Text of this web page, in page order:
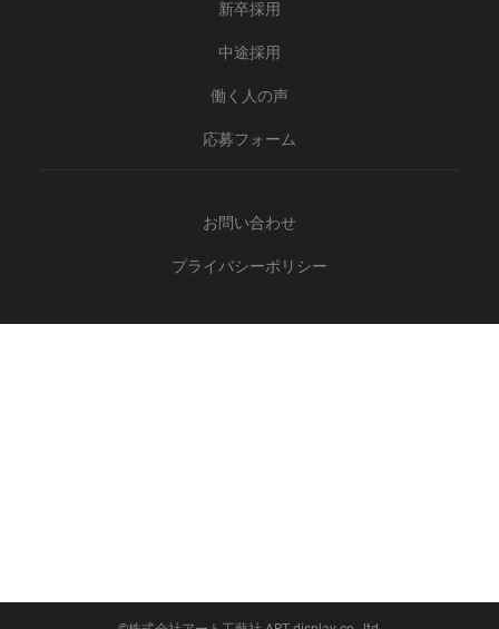
新卒採用
中途採用
働く人の声
応募フォーム
お問い合わせ
プライバシーポリシー